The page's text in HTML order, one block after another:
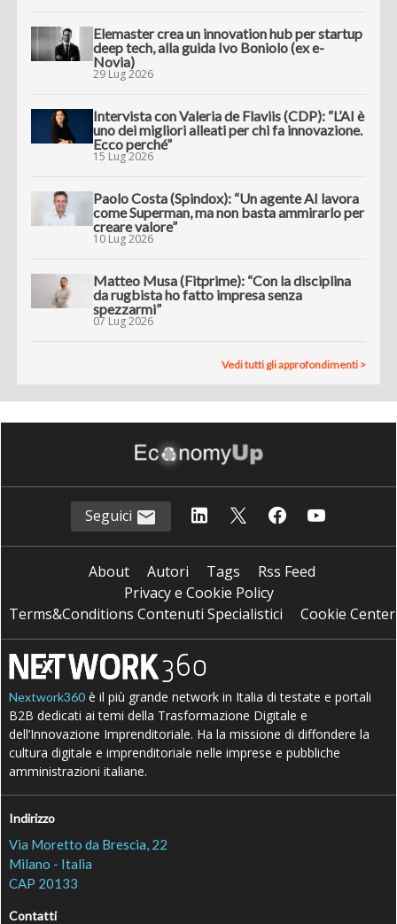
Elemaster crea un innovation hub per startup
deep tech, alla guida Ivo Boniolo (ex e-
Novia)
29 Lug 2026
Intervista con Valeria de Flaviis (CDP): “L’AI è
uno dei migliori alleati per chi fa innovazione.
Ecco perché”
15 Lug 2026
Paolo Costa (Spindox): “Un agente AI lavora
come Superman, ma non basta ammirarlo per
creare valore”
10 Lug 2026
Matteo Musa (Fitprime): “Con la disciplina
da rugbista ho fatto impresa senza
spezzarmi”
07 Lug 2026
Vedi tutti gli approfondimenti >
Seguici
About Autori Tags
Rss Feed
Privacy e Cookie Policy
Terms&Conditions Contenuti Specialistici
Cookie Center
Nextwork360 è il più grande network in Italia di testate e portali
B2B dedicati ai temi della Trasformazione Digitale e
dell’Innovazione Imprenditoriale. Ha la missione di diffondere la
cultura digitale e imprenditoriale nelle imprese e pubbliche
amministrazioni italiane.
Indirizzo
Via Moretto da Brescia, 22
Milano - Italia
CAP 20133
Contatti